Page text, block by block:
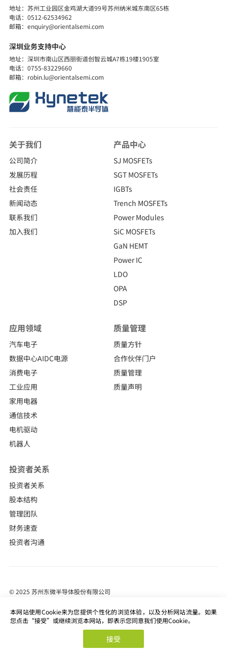
地址：苏州工业园区金鸡湖大道99号苏州纳米城东南区65栋
电话：0512-62534962
邮箱：enquiry@orientalsemi.com
深圳业务支持中心
地址：深圳市南山区西丽街道创智云城A7栋19楼1905室
电话：0755-83229660
邮箱：robin.lu@orientalsemi.com
关于我们
公司简介
发展历程
社会责任
新闻动态
联系我们
加入我们
产品中心
SJ MOSFETs
SGT MOSFETs
IGBTs
Trench MOSFETs
Power Modules
SiC MOSFETs
GaN HEMT
Power IC
LDO
OPA
DSP
应用领域
汽车电子
数据中心AIDC电源
消费电子
工业应用
家用电器
通信技术
电机驱动
机器人
质量管理
质量方针
合作伙伴门户
质量管理
质量声明
投资者关系
投资者关系
股本结构
管理团队
财务速查
投资者沟通
© 2025 苏州东微半导体股份有限公司
站长统计
Powered by SE
本网站使用Cookie来为您提供个性化的浏览体验，以及分析网站流量。如果
您点击“接受”或继续浏览本网站，即表示您同意我们使用Cookie。
接受